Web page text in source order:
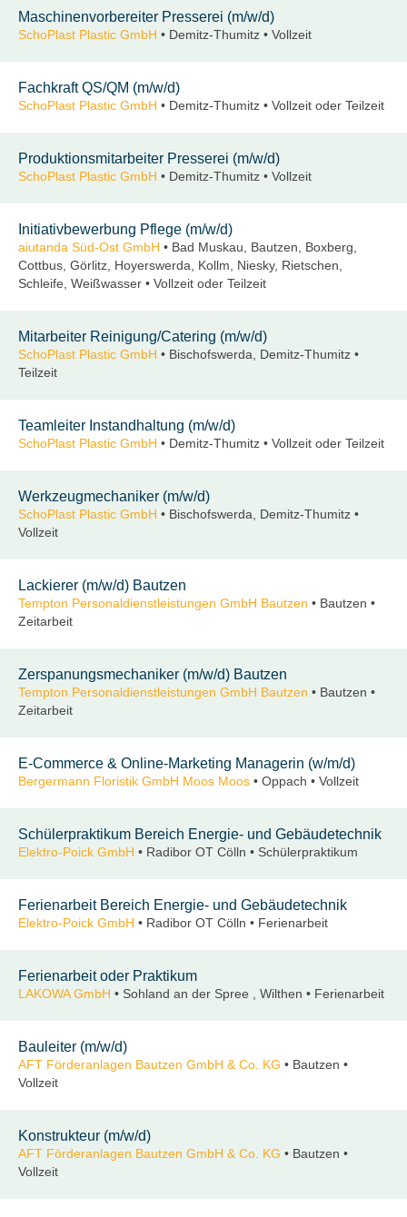
Maschinenvorbereiter Presserei (m/w/d)
SchoPlast Plastic GmbH • Demitz-Thumitz • Vollzeit
Fachkraft QS/QM (m/w/d)
SchoPlast Plastic GmbH • Demitz-Thumitz • Vollzeit oder Teilzeit
Produktionsmitarbeiter Presserei (m/w/d)
SchoPlast Plastic GmbH • Demitz-Thumitz • Vollzeit
Initiativbewerbung Pflege (m/w/d)
aiutanda Süd-Ost GmbH • Bad Muskau, Bautzen, Boxberg,
Cottbus, Görlitz, Hoyerswerda, Kollm, Niesky, Rietschen,
Schleife, Weißwasser • Vollzeit oder Teilzeit
Mitarbeiter Reinigung/Catering (m/w/d)
SchoPlast Plastic GmbH • Bischofswerda, Demitz-Thumitz •
Teilzeit
Teamleiter Instandhaltung (m/w/d)
SchoPlast Plastic GmbH • Demitz-Thumitz • Vollzeit oder Teilzeit
Werkzeugmechaniker (m/w/d)
SchoPlast Plastic GmbH • Bischofswerda, Demitz-Thumitz •
Vollzeit
Lackierer (m/w/d) Bautzen
Tempton Personaldienstleistungen GmbH Bautzen • Bautzen •
Zeitarbeit
Zerspanungsmechaniker (m/w/d) Bautzen
Tempton Personaldienstleistungen GmbH Bautzen • Bautzen •
Zeitarbeit
E-Commerce & Online-Marketing Managerin (w/m/d)
Bergermann Floristik GmbH Moos Moos • Oppach • Vollzeit
Schülerpraktikum Bereich Energie- und Gebäudetechnik
Elektro-Poick GmbH • Radibor OT Cölln • Schülerpraktikum
Ferienarbeit Bereich Energie- und Gebäudetechnik
Elektro-Poick GmbH • Radibor OT Cölln • Ferienarbeit
Ferienarbeit oder Praktikum
LAKOWA GmbH • Sohland an der Spree , Wilthen • Ferienarbeit
Bauleiter (m/w/d)
AFT Förderanlagen Bautzen GmbH & Co. KG • Bautzen •
Vollzeit
Konstrukteur (m/w/d)
AFT Förderanlagen Bautzen GmbH & Co. KG • Bautzen •
Vollzeit